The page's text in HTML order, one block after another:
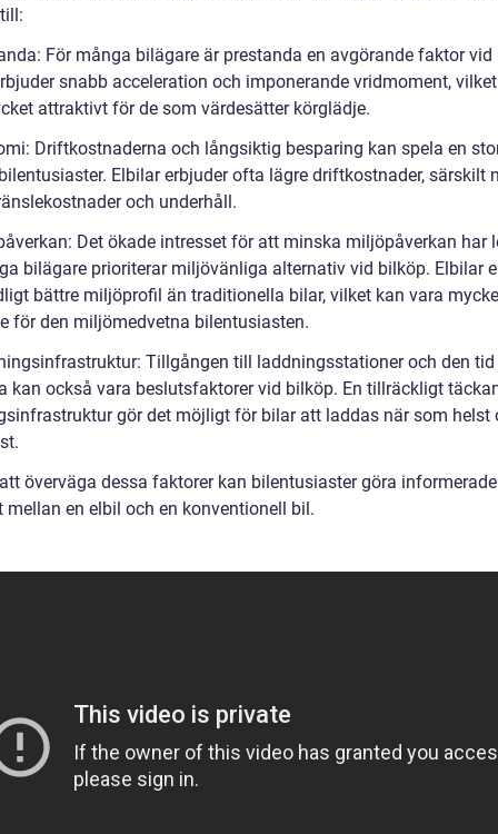
För många bilägare är prestanda en avgörande faktor vid
snabb acceleration och imponerande vridmoment,
attraktivt för de som värdesätter körglädje.
Driftkostnaderna och långsiktig besparing kan spela en
Elbilar erbjuder ofta lägre driftkostnader, särskilt
och underhåll.
Det ökade intresset för att minska miljöpåverkan har
bilägare prioriterar miljövänliga alternativ vid bilköp. Elbilar
bättre miljöprofil än traditionella bilar, vilket kan vara
för den miljömedvetna bilentusiasten.
Tillgången till laddningsstationer och den tid
kan också vara beslutsfaktorer vid bilköp. En tillräckligt
gör det möjligt för bilar att laddas när som helst
överväga dessa faktorer kan bilentusiaster göra
mellan en elbil och en konventionell bil.